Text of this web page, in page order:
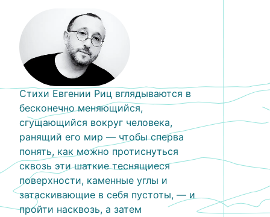
Стихи Евгении Риц вглядываются в
бесконечно меняющийся,
сгущающийся вокруг человека,
ранящий его мир — чтобы сперва
понять, как можно протиснуться
сквозь эти шаткие теснящиеся
поверхности, каменные углы и
затаскивающие в себя пустоты, — и
пройти насквозь, а затем